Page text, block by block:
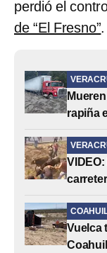
perdió el
de “El Fresno”.
rapiña
Vuelca